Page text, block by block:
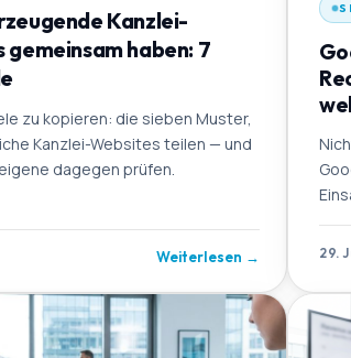
Kanzlei-
gemeinsam haben: 7
zu kopieren: die sieben Muster,
Kanzlei-Websites teilen — und
dagegen prüfen.
Weiterlesen →
in
29.